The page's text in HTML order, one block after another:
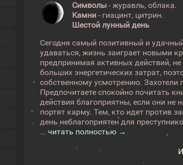
Символы - журавль, облака.
Камни - гиацинт, цитрин.
Шестой лунный день
Сегодня самый позитивный и
удаваться, жизнь заиграет новыми
предпринимая активных действий,
больших энергетических затрат,
собственному усмотрению. Захотели
Предпочитаете спокойно почитать
действия благоприятны, если они не
портят карму. Тем, кто идет против
день неблагоприятен для
...читать полностью →